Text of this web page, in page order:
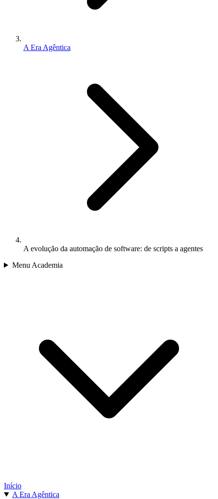
A Era Agêntica
A evolução da automação de software: de scripts a agentes
Menu Academia
Início
A Era Agêntica